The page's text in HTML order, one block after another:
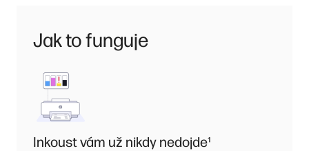
Jak to funguje
Inkoust vám už nikdy nedojde¹